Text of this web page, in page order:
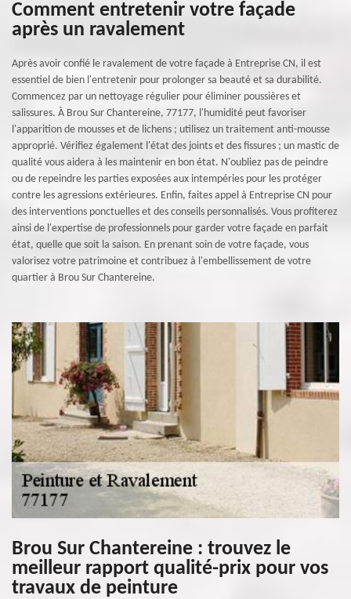
Comment entretenir votre façade
après un ravalement
Après avoir confié le ravalement de votre façade à Entreprise CN, il est
essentiel de bien l'entretenir pour prolonger sa beauté et sa durabilité.
Commencez par un nettoyage régulier pour éliminer poussières et
salissures. À Brou Sur Chantereine, 77177, l'humidité peut favoriser
l'apparition de mousses et de lichens ; utilisez un traitement anti-mousse
approprié. Vérifiez également l'état des joints et des fissures ; un mastic de
qualité vous aidera à les maintenir en bon état. N'oubliez pas de peindre
ou de repeindre les parties exposées aux intempéries pour les protéger
contre les agressions extérieures. Enfin, faites appel à Entreprise CN pour
des interventions ponctuelles et des conseils personnalisés. Vous profiterez
ainsi de l'expertise de professionnels pour garder votre façade en parfait
état, quelle que soit la saison. En prenant soin de votre façade, vous
valorisez votre patrimoine et contribuez à l'embellissement de votre
quartier à Brou Sur Chantereine.
Brou Sur Chantereine : trouvez le
meilleur rapport qualité-prix pour vos
travaux de peinture